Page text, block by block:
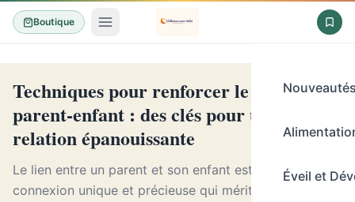
Boutique
Éveil et
Techniques pour renforcer le lien
parent-enfant : des clés pour une
relation épanouissante
Le lien entre un parent et son enfant est une
connexion unique et précieuse qui mérite d'être